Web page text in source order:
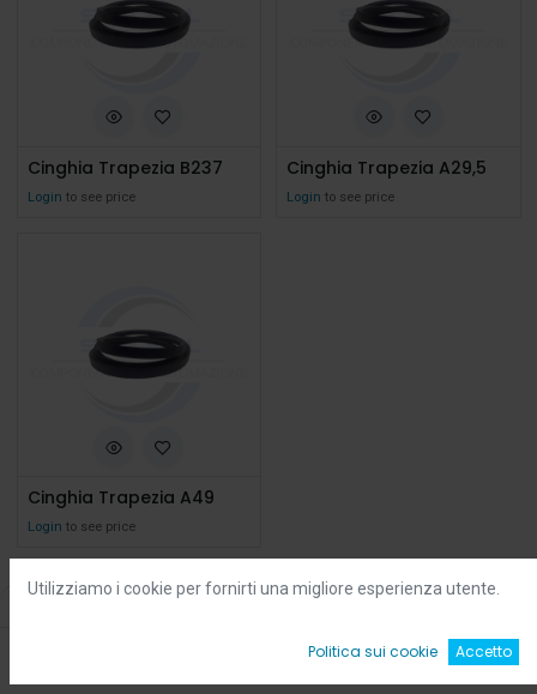
Default
Cinghia Trapezia B237
Login to see price
Cinghia Trapezia A29,5
Login to see price
Cinghia Trapezia A49
Login to see price
Utilizziamo i cookie per fornirti una migliore esperienza utente.
Politica sui cookie Accetto